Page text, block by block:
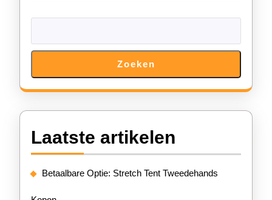
Zoeken
Laatste artikelen
Betaalbare Optie: Stretch Tent Tweedehands